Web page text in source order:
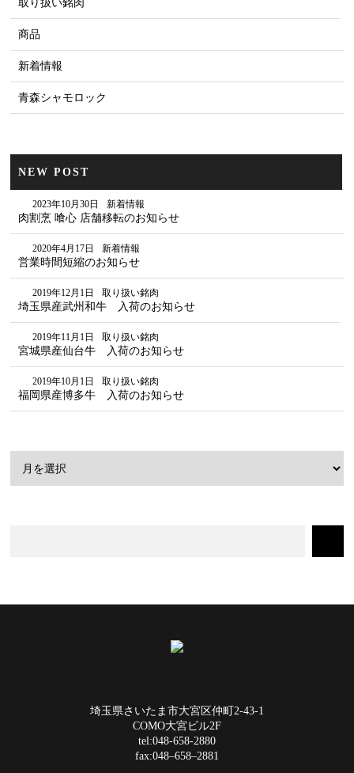
取り扱い銘肉
商品
新着情報
青森シャモロック
NEW POST
2023年10月30日 新着情報
肉割烹 喰心 店舗移転のお知らせ
2020年4月17日 新着情報
営業時間短縮のお知らせ
2019年12月1日 取り扱い銘肉
埼玉県産武州和牛 入荷のお知らせ
2019年11月1日 取り扱い銘肉
宮城県産仙台牛 入荷のお知らせ
2019年10月1日 取り扱い銘肉
福岡県産博多牛 入荷のお知らせ
埼玉県さいたま市大宮区仲町2-43-1
COMO大宮ビル2F
tel:048-658-2880
fax:048–658–2881